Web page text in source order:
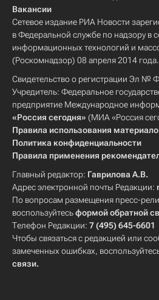
Вакансии
Сетевое издание РИА Новости
в Федеральной службе по надзору в
информационных технологий и
(Роскомнадзор) 08 апреля 2014 года.
Свидетельство о регистрации Эл №
Учредитель: Федеральное
предприятие Международное
«Россия сегодня» (МИА «Россия
Правила использования
Политика конфиденциальности
Правила применения
Главный редактор: Гаврилова А.В.
Адрес электронной почты Редакции:
По вопросам размещения пресс-
воспользуйтесьформой обратной
Телефон Редакции: 7 (495) 645-6601
Чтобы связаться с редакцией или
замеченных ошибках,
связи.